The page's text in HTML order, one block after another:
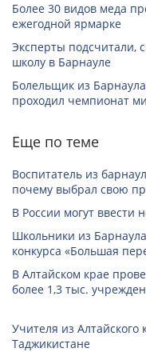
Более 30 видов меда
ежегодной ярмарке
Эксперты подсчитали,
школу в Барнауле
Болельщик из
проходил чемпионат
Еще по теме
Воспитатель из
почему выбрал свою
В России могут
Школьники из
конкурса «Большая
В Алтайском крае
более 1,3 тыс.
Учителя из Алтайского
Таджикистане